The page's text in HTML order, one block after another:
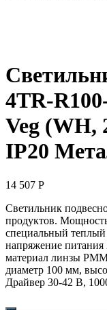
4TR-
Veg (WH,
IP20
14 507 Р
Светильник
продуктов.
специальный
напряжение
материал линзы
диаметр 100 мм,
Драйвер 30-42 В,